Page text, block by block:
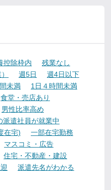
控除枠内
残業なし
週5日
週4日以下
未満
1日４時間未満
食堂・売店あり
男性比率高め
派遣社員が就業中
在宅)
一部在宅勤務
マスコミ・広告
住宅・不動産・建設
派遣先名がわかる